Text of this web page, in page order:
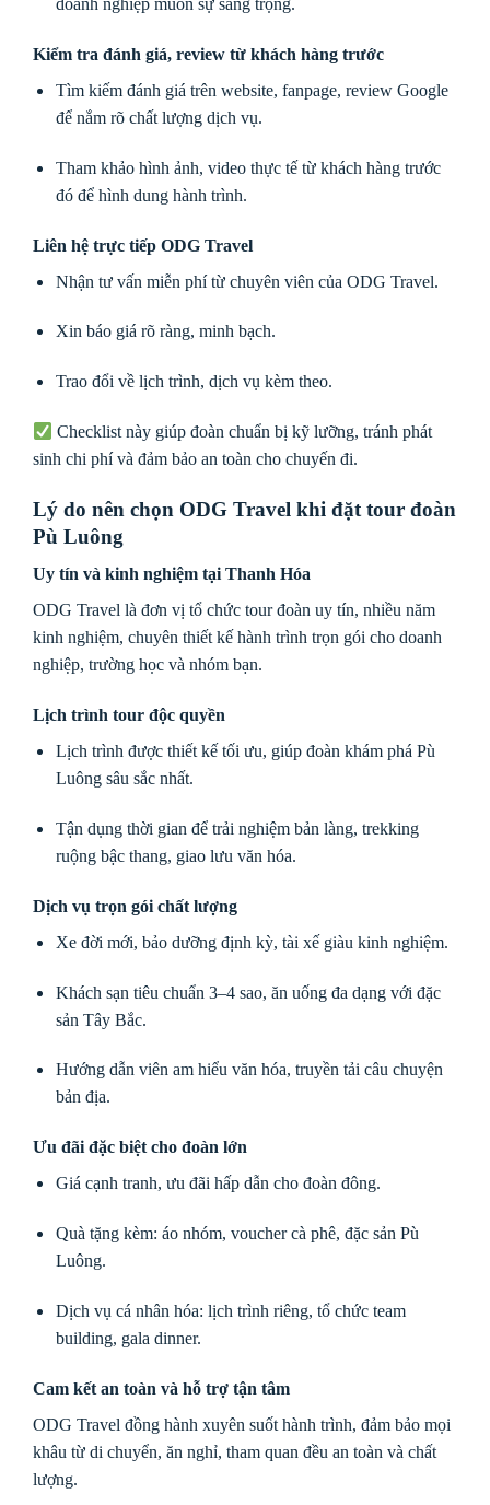
doanh nghiệp muốn sự sang trọng.
Kiểm tra đánh giá, review từ khách hàng trước
Tìm kiếm đánh giá trên website, fanpage, review Google
để nắm rõ chất lượng dịch vụ.
Tham khảo hình ảnh, video thực tế từ khách hàng trước
đó để hình dung hành trình.
Liên hệ trực tiếp ODG Travel
Nhận tư vấn miễn phí từ chuyên viên của ODG Travel.
Xin báo giá rõ ràng, minh bạch.
Trao đổi về lịch trình, dịch vụ kèm theo.
Checklist này giúp đoàn chuẩn bị kỹ lưỡng, tránh phát
sinh chi phí và đảm bảo an toàn cho chuyến đi.
Lý do nên chọn ODG Travel khi đặt tour đoàn
Pù Luông
Uy tín và kinh nghiệm tại Thanh Hóa
ODG Travel là đơn vị tổ chức tour đoàn uy tín, nhiều năm
kinh nghiệm, chuyên thiết kế hành trình trọn gói cho doanh
nghiệp, trường học và nhóm bạn.
Lịch trình tour độc quyền
Lịch trình được thiết kế tối ưu, giúp đoàn khám phá Pù
Luông sâu sắc nhất.
Tận dụng thời gian để trải nghiệm bản làng, trekking
ruộng bậc thang, giao lưu văn hóa.
Dịch vụ trọn gói chất lượng
Xe đời mới, bảo dưỡng định kỳ, tài xế giàu kinh nghiệm.
Khách sạn tiêu chuẩn 3–4 sao, ăn uống đa dạng với đặc
sản Tây Bắc.
Hướng dẫn viên am hiểu văn hóa, truyền tải câu chuyện
bản địa.
Ưu đãi đặc biệt cho đoàn lớn
Giá cạnh tranh, ưu đãi hấp dẫn cho đoàn đông.
Quà tặng kèm: áo nhóm, voucher cà phê, đặc sản Pù
Luông.
Dịch vụ cá nhân hóa: lịch trình riêng, tổ chức team
building, gala dinner.
Cam kết an toàn và hỗ trợ tận tâm
ODG Travel đồng hành xuyên suốt hành trình, đảm bảo mọi
khâu từ di chuyển, ăn nghỉ, tham quan đều an toàn và chất
lượng.